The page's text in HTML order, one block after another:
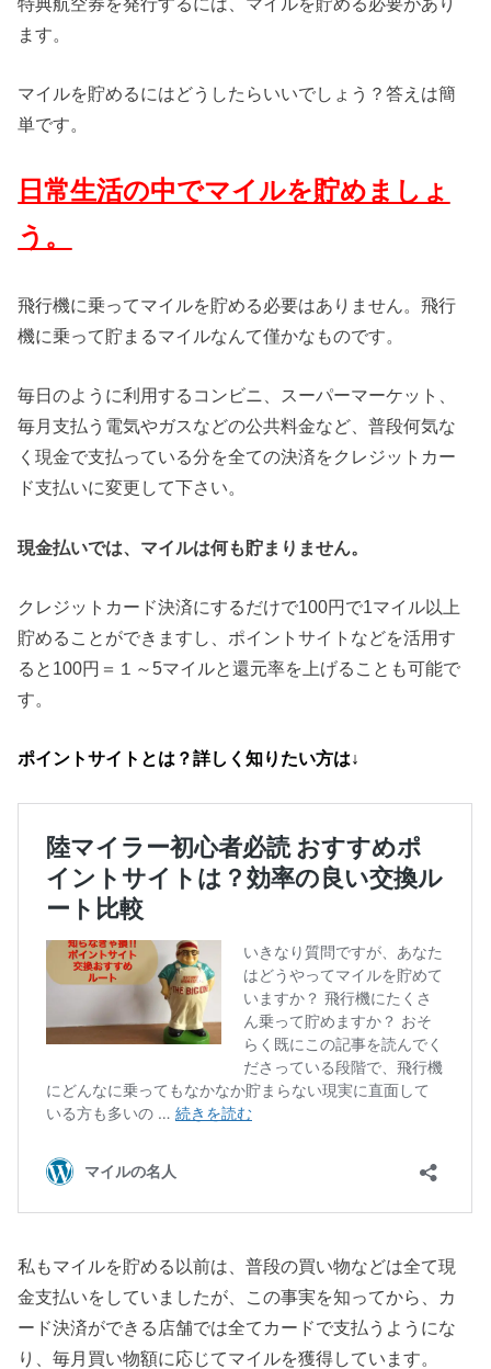
ます。
マイルを貯めるにはどうしたらいいでしょう？答えは簡
単です。
日常生活の中でマイルを貯めましょ
う。
飛行機に乗ってマイルを貯める必要はありません。飛行
機に乗って貯まるマイルなんて僅かなものです。
毎日のように利用するコンビニ、スーパーマーケット、
毎月支払う電気やガスなどの公共料金など、普段何気な
く現金で支払っている分を全ての決済をクレジットカー
ド支払いに変更して下さい。
現金払いでは、マイルは何も貯まりません。
クレジットカード決済にするだけで100円で1マイル以上
貯めることができますし、ポイントサイトなどを活用す
ると100円＝１～5マイルと還元率を上げることも可能で
す。
ポイントサイトとは？詳しく知りたい方は↓
私もマイルを貯める以前は、普段の買い物などは全て現
金支払いをしていましたが、この事実を知ってから、カ
ード決済ができる店舗では全てカードで支払うようにな
り、毎月買い物額に応じてマイルを獲得しています。